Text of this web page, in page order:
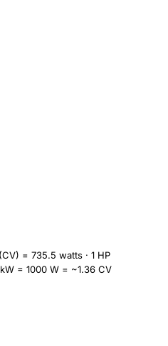
= 735.5 watts · 1 HP
= 1000 W = ~1.36 CV